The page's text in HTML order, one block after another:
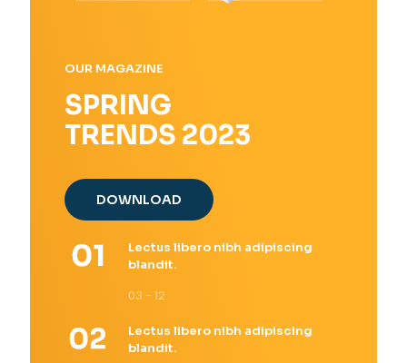
OUR MAGAZINE
SPRING
TRENDS 2023
DOWNLOAD
Lectus libero nibh adipiscing
blandit.
03 - 12
Lectus libero nibh adipiscing
blandit.